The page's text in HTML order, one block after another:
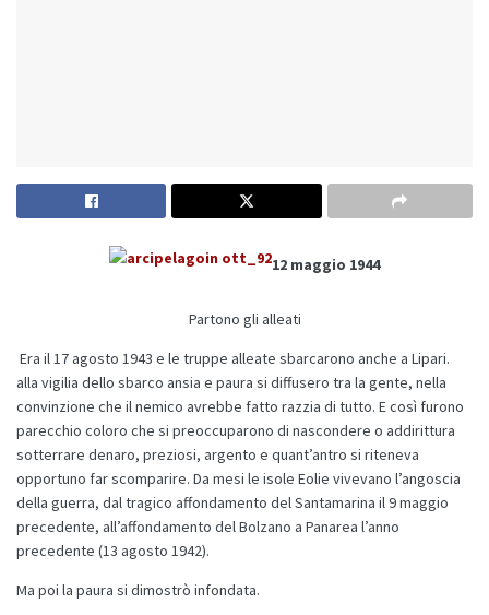
12 maggio 1944
Partono gli alleati
Era il 17 agosto 1943 e le truppe alleate sbarcarono anche a Lipari.
alla vigilia dello sbarco ansia e paura si diffusero tra la gente, nella
convinzione che il nemico avrebbe fatto razzia di tutto. E così furono
parecchio coloro che si preoccuparono di nascondere o addirittura
sotterrare denaro, preziosi, argento e quant’antro si riteneva
opportuno far scomparire. Da mesi le isole Eolie vivevano l’angoscia
della guerra, dal tragico affondamento del Santamarina il 9 maggio
precedente, all’affondamento del Bolzano a Panarea l’anno
precedente (13 agosto 1942).
Ma poi la paura si dimostrò infondata.